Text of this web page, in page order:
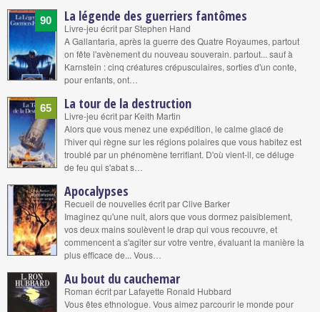
90 La légende des guerriers fantômes
Livre-jeu écrit par Stephen Hand
A Gallantaria, après la guerre des Quatre Royaumes, partout
on fête l'avènement du nouveau souverain. partout... sauf à
Karnstein : cinq créatures crépusculaires, sorties d'un conte,
pour enfants, ont…
65 La tour de la destruction
Livre-jeu écrit par Keith Martin
Alors que vous menez une expédition, le calme glacé de
l'hiver qui règne sur les régions polaires que vous habitez est
troublé par un phénomène terrifiant. D'où vient-il, ce déluge
de feu qui s'abat s…
Apocalypses
Recueil de nouvelles écrit par Clive Barker
Imaginez qu'une nuit, alors que vous dormez paisiblement,
vos deux mains soulèvent le drap qui vous recouvre, et
commencent a s'agiter sur votre ventre, évaluant la manière la
plus efficace de... Vous…
Au bout du cauchemar
Roman écrit par Lafayette Ronald Hubbard
Vous êtes ethnologue. Vous aimez parcourir le monde pour